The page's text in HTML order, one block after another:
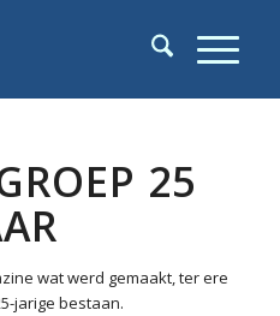
25
wat werd gemaakt, ter ere
jarige bestaan.